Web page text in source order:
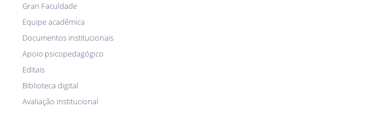
Gran Faculdade
Equipe acadêmica
Documentos institucionais
Apoio psicopedagógico
Editais
Biblioteca digital
Avaliação institucional